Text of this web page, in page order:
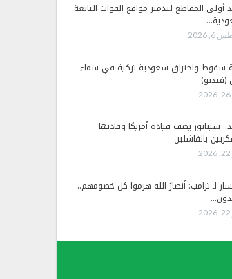
أولى المقاطع لتدمير مواقع القوات التابعة
2026
سقوط واحتراق سعودية تركية في سماء
(فيديو)
سيناتور يصف قيادة أمريكا وقادتها
بالفاشلين
لـ ترامب: أنصارُ الله هزموا كل خصومهم..